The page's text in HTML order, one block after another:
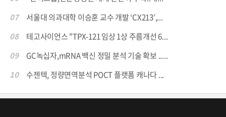
07
서울대 의과대학 이승훈 교수 개발 ‘CX213’,...
08
테고사이언스 "TPX-121 임상 1상 주름개선 6...
09
GC녹십자,mRNA 백신 정밀 분석 기술 확보 .....
10
수젠텍, 정량면역분석 POCT 플랫폼 캐나다 ...